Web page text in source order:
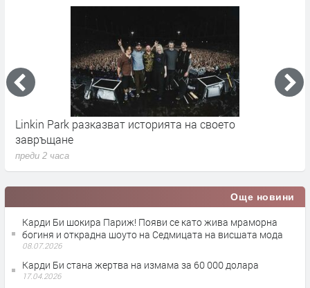
Linkin Park разказват историята на своето
завръщане
преди 2 часа
Още новини
Карди Би шокира Париж! Появи се като жива мраморна
богиня и открадна шоуто на Седмицата на висшата мода
08.07.2026
Карди Би стана жертва на измама за 60 000 долара
17.04.2026